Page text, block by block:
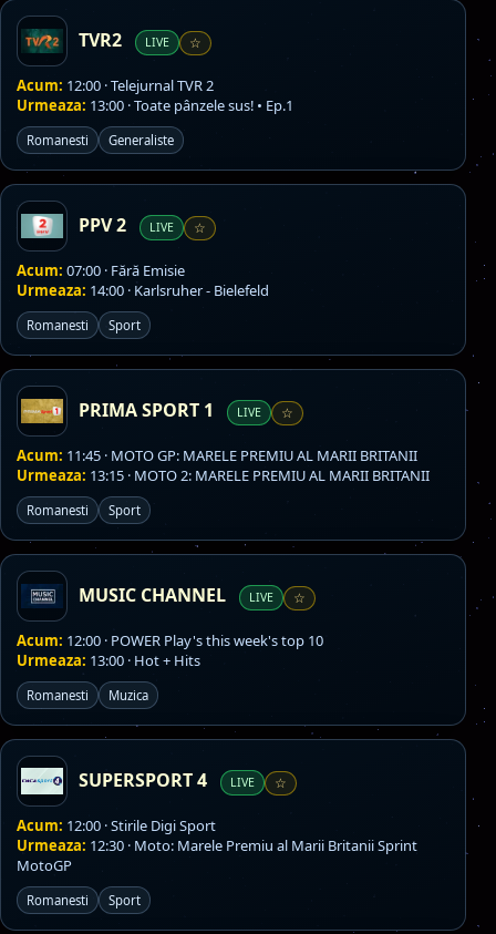
TVR2 LIVE ☆
Acum: 12:00 · Telejurnal TVR 2
Urmeaza: 13:00 · Toate pânzele sus! • Ep.1
Romanesti Generaliste
PPV 2 LIVE ☆
Acum: 07:00 · Fără Emisie
Urmeaza: 14:00 · Karlsruher - Bielefeld
Romanesti Sport
PRIMA SPORT 1 LIVE ☆
Acum: 11:45 · MOTO GP: MARELE PREMIU AL MARII BRITANII
Urmeaza: 13:15 · MOTO 2: MARELE PREMIU AL MARII BRITANII
Romanesti Sport
MUSIC CHANNEL LIVE ☆
Acum: 12:00 · POWER Play's this week's top 10
Urmeaza: 13:00 · Hot + Hits
Romanesti Muzica
SUPERSPORT 4 LIVE ☆
Acum: 12:00 · Stirile Digi Sport
Urmeaza: 12:30 · Moto: Marele Premiu al Marii Britanii Sprint
MotoGP
Romanesti Sport